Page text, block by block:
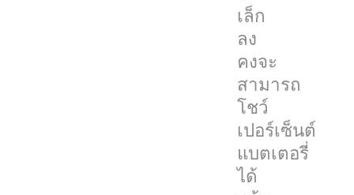
เล็ก
ลง
คงจะ
สามารถ
โชว์
เปอร์เซ็นต์
แบตเตอรี่
ได้
ตัว
เอง
แล้ว
ว่า
iPhone
13
จะ
ไม่